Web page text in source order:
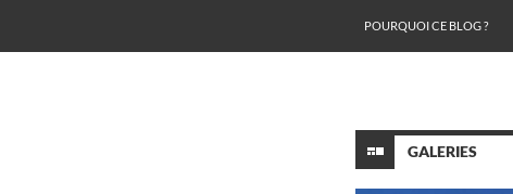
POURQUOI CE BLOG ?
GALERIES